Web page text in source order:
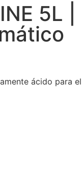
5L |
ácido para el